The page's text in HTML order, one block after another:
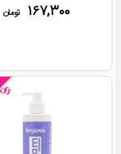
۱۶۷,۳۰۰ تومان